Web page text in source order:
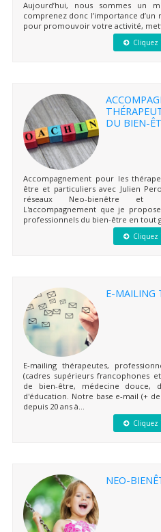
Aujourd’hui, nous sommes un
comprenez donc l’importance
pour promouvoir votre activité,
Cliquez
DU BIEN-
Accompagnement pour les
être et particuliers avec Julien
réseaux Neo-bienêtre et
L'accompagnement que je
professionnels du bien-être en tout
Cliquez
E-MAILING
E-mailing thérapeutes,
(cadres supérieurs francophones
de bien-être, médecine douce,
d'éducation. Notre base e-mail (+
depuis 20 ans à...
Cliquez
NEO-